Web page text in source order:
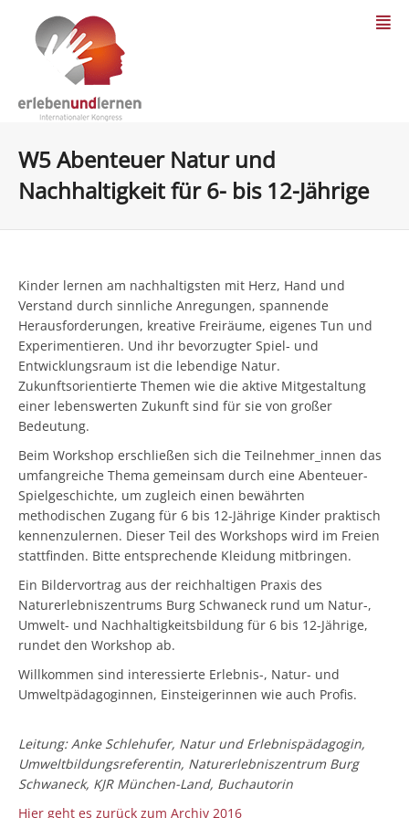
W5 Abenteuer Natur und
Nachhaltigkeit für 6- bis 12-Jährige
Kinder lernen am nachhaltigsten mit Herz, Hand und
Verstand durch sinnliche Anregungen, spannende
Herausforderungen, kreative Freiräume, eigenes Tun und
Experimentieren. Und ihr bevorzugter Spiel- und
Entwicklungsraum ist die lebendige Natur.
Zukunftsorientierte Themen wie die aktive Mitgestaltung
einer lebenswerten Zukunft sind für sie von großer
Bedeutung.
Beim Workshop erschließen sich die Teilnehmer_innen das
umfangreiche Thema gemeinsam durch eine Abenteuer-
Spielgeschichte, um zugleich einen bewährten
methodischen Zugang für 6 bis 12-Jährige Kinder praktisch
kennenzulernen. Dieser Teil des Workshops wird im Freien
stattfinden. Bitte entsprechende Kleidung mitbringen.
Ein Bildervortrag aus der reichhaltigen Praxis des
Naturerlebniszentrums Burg Schwaneck rund um Natur-,
Umwelt- und Nachhaltigkeitsbildung für 6 bis 12-Jährige,
rundet den Workshop ab.
Willkommen sind interessierte Erlebnis-, Natur- und
Umweltpädagoginnen, Einsteigerinnen wie auch Profis.
Leitung: Anke Schlehufer, Natur und Erlebnispädagogin,
Umweltbildungsreferentin, Naturerlebniszentrum Burg
Schwaneck, KJR München-Land, Buchautorin
Hier geht es zurück zum Archiv 2016